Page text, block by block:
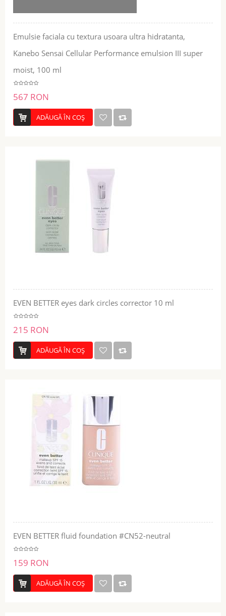
Emulsie faciala cu textura usoara ultra hidratanta,
Kanebo Sensai Cellular Performance emulsion III super
moist, 100 ml
567 RON
ADĂUGĂ ÎN COŞ
EVEN BETTER eyes dark circles corrector 10 ml
215 RON
ADĂUGĂ ÎN COŞ
EVEN BETTER fluid foundation #CN52-neutral
159 RON
ADĂUGĂ ÎN COŞ